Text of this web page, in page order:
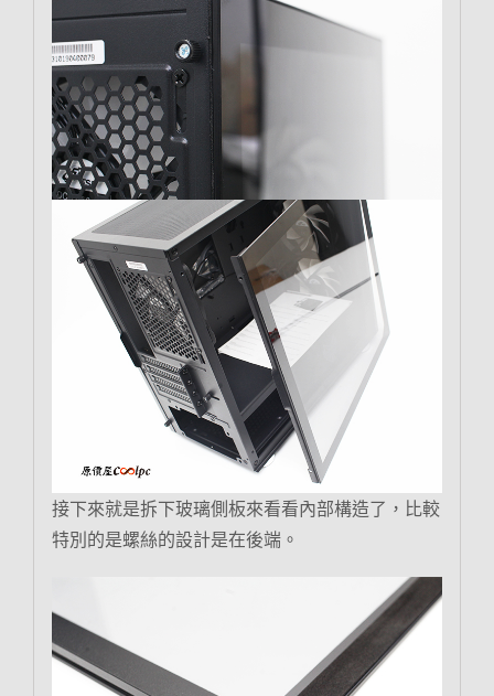
接下來就是拆下玻璃側板來看看內部構造了，比較
特別的是螺絲的設計是在後端。